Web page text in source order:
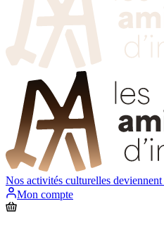
Nos activités culturelles deviennent
Mon compte